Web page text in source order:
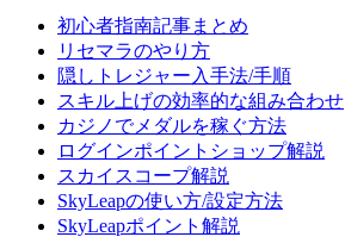
初心者指南記事まとめ
リセマラのやり方
隠しトレジャー入手法/手順
スキル上げの効率的な組み合わせ
カジノでメダルを稼ぐ方法
ログインポイントショップ解説
スカイスコープ解説
SkyLeapの使い方/設定方法
SkyLeapポイント解説